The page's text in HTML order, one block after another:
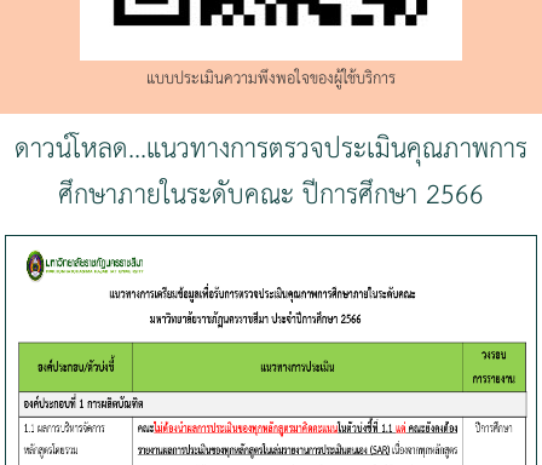
แบบประเมินความพึงพอใจของผู้ใช้บริการ
ดาวน์โหลด...แนวทางการตรวจประเมินคุณภาพการ
ศึกษาภายในระดับคณะ ปีการศึกษา 2566